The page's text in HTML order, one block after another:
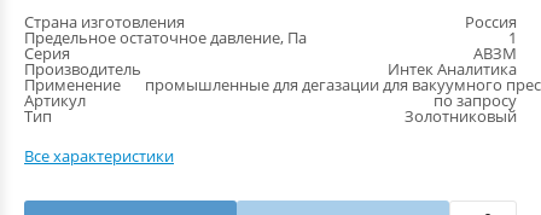
Страна изготовления
Россия
Предельное остаточное давление, Па 1
Серия АВЗМ
Производитель Интек Аналитика
Применение промышленные для дегазации для вакуумного
Артикул по запросу
Тип
Золотниковый
Все характеристики